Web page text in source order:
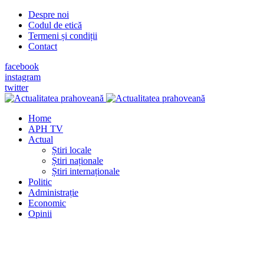
Despre noi
Codul de etică
Termeni și condiții
Contact
facebook
instagram
twitter
Home
APH TV
Actual
Știri locale
Știri naționale
Știri internaționale
Politic
Administrație
Economic
Opinii